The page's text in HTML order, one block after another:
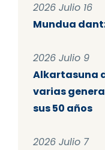
2026 Julio 16
Mundua
2026 Julio 9
Alkartasuna
varias
sus 50 años
2026 Julio 7